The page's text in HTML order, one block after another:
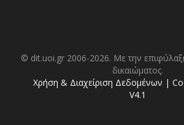
© dit.uoi.gr 2006-2026. Με την
δικαιώματος.
Χρήση & Διαχείριση Δεδομένων |
V4.1